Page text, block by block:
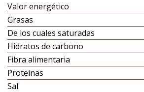
Valor energético
Grasas
De los cuales saturadas
Hidratos de carbono
Fibra alimentaria
Proteinas
Sal